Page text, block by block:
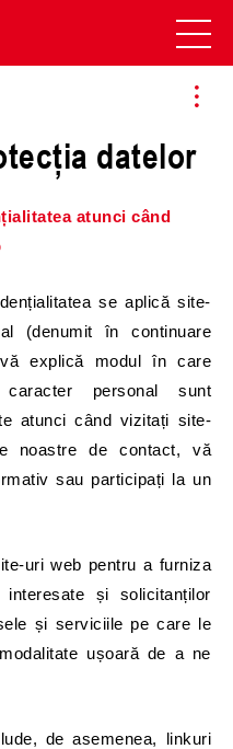
datelor
atunci când
se aplică site-
(denumit în continuare
explică modul în care
personal sunt
atunci când vizitați site-
noastre de contact, vă
sau participați la un
uri web pentru a furniza
interesate și solicitanților
și serviciile pe care le
ușoară de a ne
de asemenea, linkuri